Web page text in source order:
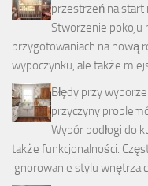
przestrzeń na start
Stworzenie pokoju
przygotowaniach na nową
wypoczynku, ale także
Błędy przy
przyczyny
Wybór podłogi do
także funkcjonalności.
ignorowanie stylu wnętrza